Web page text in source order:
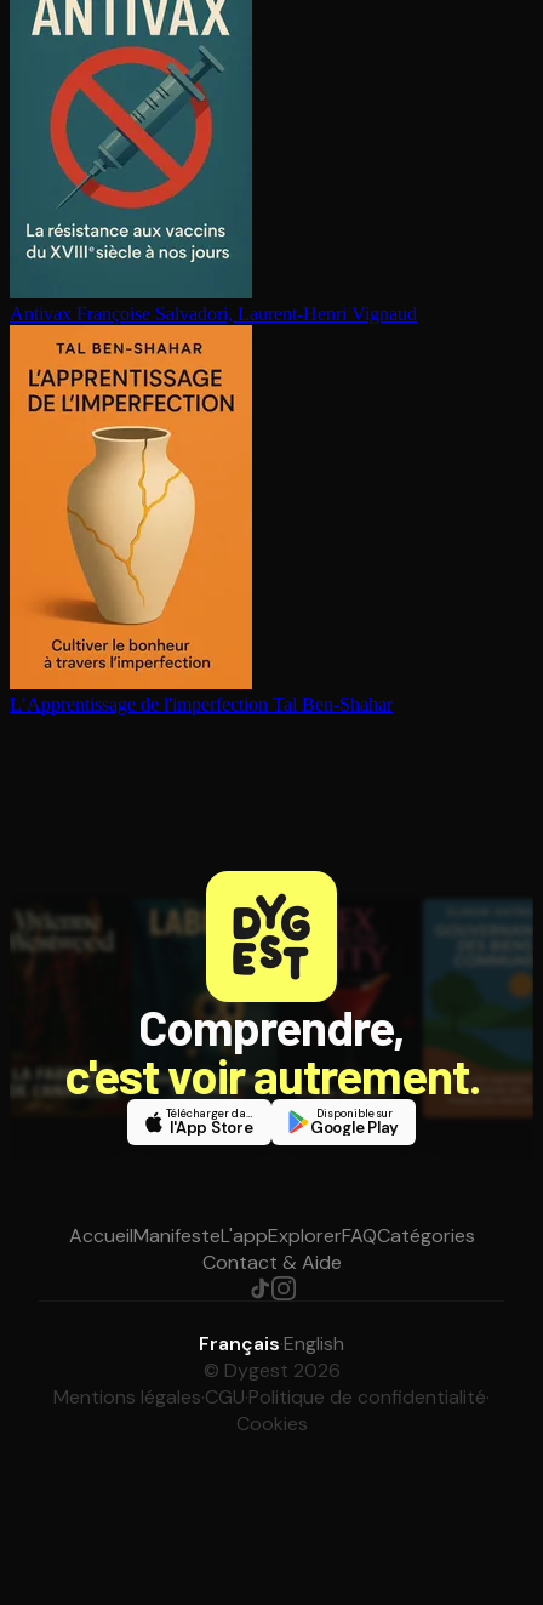
Antivax Françoise Salvadori, Laurent-Henri Vignaud
L’Ap­pren­tis­sage de l'im­per­fec­tion Tal Ben-Shahar
Comprendre,
c'est voir autrement.
Télécharger dans
l'App Store
Disponible sur
Google Play
AccueilManifesteL'appExplorerFAQCatégories
Contact & Aide
Français·English
© Dygest 2026
Mentions légales·CGU·Politique de confidentialité·
Cookies